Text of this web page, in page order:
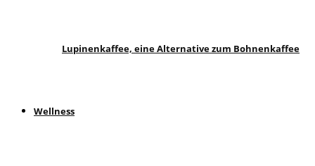
Lupinenkaffee, eine Alternative zum Bohnenkaffee
Wellness